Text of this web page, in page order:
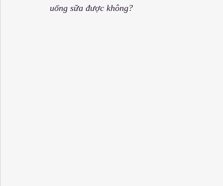
uống sữa được không?